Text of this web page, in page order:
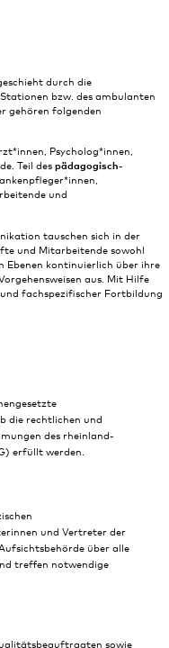
durch die
bzw. des ambulanten
gehören folgenden
Psycholog*innen,
Teil des pädagogisch-
und
tauschen sich in der
und Mitarbeitende sowohl
Ebenen kontinuierlich über ihre
aus. Mit Hilfe
fachspezifischer Fortbildung
die rechtlichen und
des rheinland-
erfüllt werden.
und Vertreter der
über alle
treffen notwendige
sowie